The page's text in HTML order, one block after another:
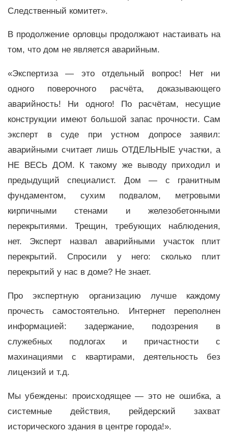
Следственный комитет».
В продолжение орловцы продолжают настаивать на
том, что дом не является аварийным.
«Экспертиза — это отдельный вопрос! Нет ни
одного поверочного расчёта, доказывающего
аварийность! Ни одного! По расчётам, несущие
конструкции имеют большой запас прочности. Сам
эксперт в суде при устном допросе заявил:
аварийными считает лишь ОТДЕЛЬНЫЕ участки, а
НЕ ВЕСЬ ДОМ. К такому же выводу приходил и
предыдущий специалист. Дом — с гранитным
фундаментом, сухим подвалом, метровыми
кирпичными стенами и железобетонными
перекрытиями. Трещин, требующих наблюдения,
нет. Эксперт назвал аварийными участок плит
перекрытий. Спросили у него: сколько плит
перекрытий у нас в доме? Не знает.
Про экспертную организацию лучше каждому
прочесть самостоятельно. Интернет переполнен
информацией: задержание, подозрения в
служебных подлогах и причастности с
махинациями с квартирами, деятельность без
лицензий и т.д.
Мы убеждены: происходящее — это не ошибка, а
системные действия, рейдерский захват
исторического здания в центре города!».